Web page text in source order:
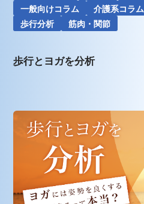
一般向けコラム
介護系コラム
歩行分析
筋肉・関節
歩行とヨガを分析